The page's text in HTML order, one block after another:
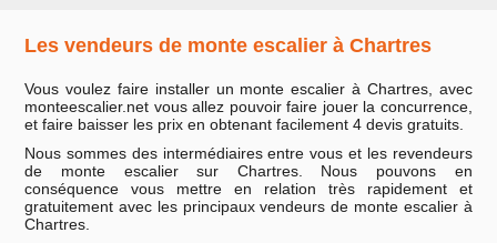
Les vendeurs de monte escalier à Chartres
Vous voulez faire installer un monte escalier à Chartres, avec
monteescalier.net vous allez pouvoir faire jouer la concurrence,
et faire baisser les prix en obtenant facilement 4 devis gratuits.
Nous sommes des intermédiaires entre vous et les revendeurs
de monte escalier sur Chartres. Nous pouvons en
conséquence vous mettre en relation très rapidement et
gratuitement avec les principaux vendeurs de monte escalier à
Chartres.